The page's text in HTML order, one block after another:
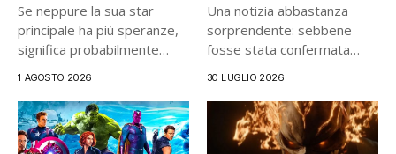
Se neppure la sua star
principale ha più speranze,
significa probabilmente
1 AGOSTO 2026
Una notizia abbastanza
sorprendente: sebbene
fosse stata confermata
30 LUGLIO 2026